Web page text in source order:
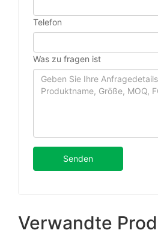
Telefon
Was zu fragen ist
Senden
Verwandte